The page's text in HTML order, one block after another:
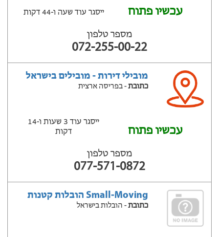
עכשיו פתוח ייסגר עוד שעה ‫ו-44 דקות
מספר טלפון
072-255-00-22
מובילי דירות - מובילים בישראל
כתובת- בפריסה ארצית
עכשיו פתוח
ייסגר עוד 3 שעות ‫ו-14
דקות
מספר טלפון
077-571-0872
Small-Moving הובלות קטנות
כתובת- הובלות בישראל